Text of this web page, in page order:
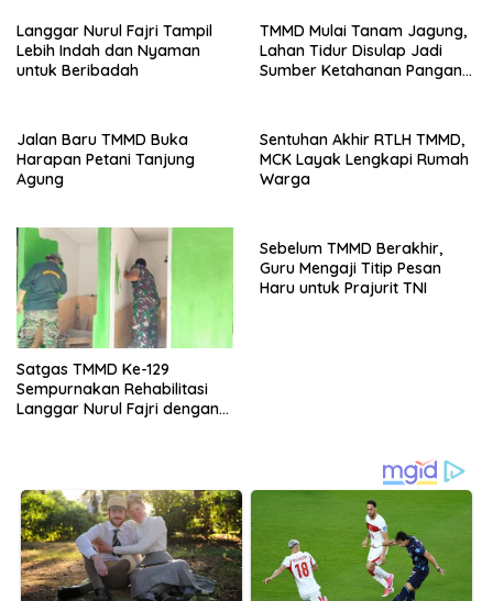
Langgar Nurul Fajri Tampil
Lebih Indah dan Nyaman
untuk Beribadah
TMMD Mulai Tanam Jagung,
Lahan Tidur Disulap Jadi
Sumber Ketahanan Pangan
Jalan Baru TMMD Buka
Harapan Petani Tanjung
Agung
Sentuhan Akhir RTLH TMMD,
MCK Layak Lengkapi Rumah
Warga
Satgas TMMD Ke-129
Sempurnakan Rehabilitasi
Langgar Nurul Fajri dengan
Sebelum TMMD Berakhir,
Guru Mengaji Titip Pesan
Haru untuk Prajurit TNI